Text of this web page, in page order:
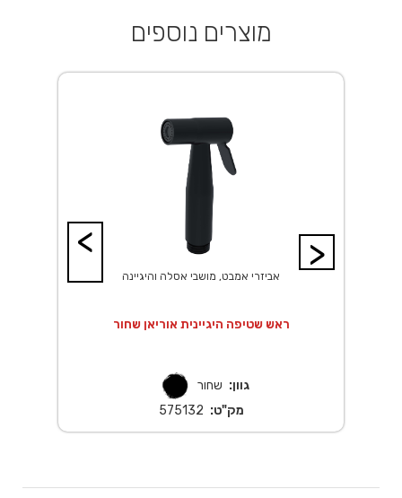
מוצרים נוספים
>
אביזרי אמבט, מושבי אסלה והיגיינה
ראש שטיפה היגיינית אוריאן שחור
גוון: שחור
מק"ט: 575132
<